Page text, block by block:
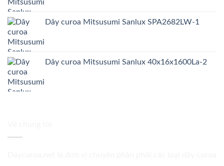
Dây curoa Mitsusumi Sanlux SPA2682LW-1
Dây curoa Mitsusumi Sanlux 40x16x1600La-2